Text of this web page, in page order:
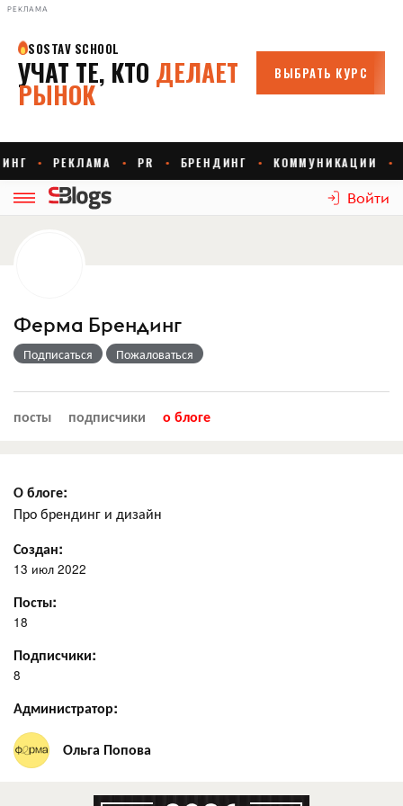
РЕКЛАМА
Войти
Ферма Брендинг
Подписаться Пожаловаться
посты подписчики о блоге
О блоге:
Про брендинг и дизайн
Создан:
13 июл 2022
Посты:
18
Подписчики:
8
Администратор:
Ольга Попова